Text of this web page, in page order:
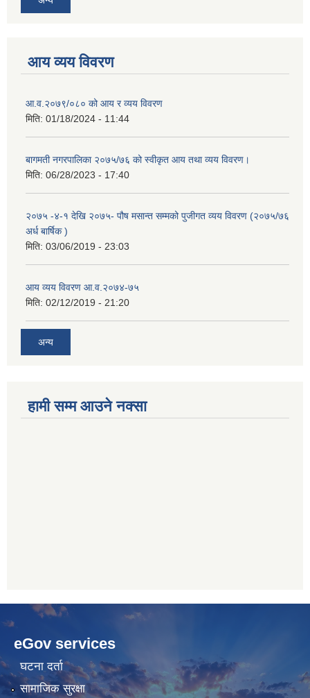
आय व्यय विवरण
आ.व.२०७९/०८० को आय र व्यय विवरण
मिति: 01/18/2024 - 11:44
बागमती नगरपालिका २०७५/७६ को स्वीकृत आय तथा व्यय विवरण।
मिति: 06/28/2023 - 17:40
२०७५ -४-१ देखि २०७५- पौष मसान्त सम्मको पुजीगत व्यय विवरण (२०७५/७६
अर्ध बार्षिक )
मिति: 03/06/2019 - 23:03
आय व्यय विवरण आ.व.२०७४-७५
मिति: 02/12/2019 - 21:20
अन्य
हामी सम्म आउने नक्सा
betwild
cratosroyalbet
bahis
siteleri
hdasianporns.net
lunadark.org
bahis
siteleri
eGov services
घटना दर्ता
सामाजिक सुरक्षा